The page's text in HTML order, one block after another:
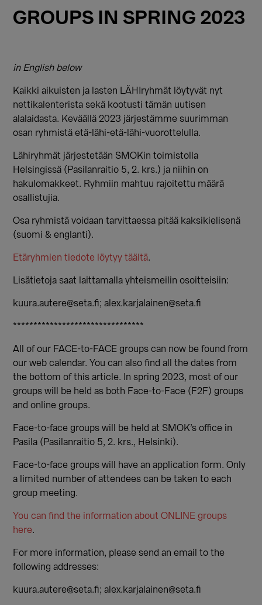
GROUPS IN SPRING 2023
in English below
Kaikki aikuisten ja lasten LÄHIryhmät löytyvät nyt
nettikalenterista sekä kootusti tämän uutisen
alalaidasta. Keväällä 2023 järjestämme suurimman
osan ryhmistä etä-lähi-etä-lähi-vuorottelulla.
Lähiryhmät järjestetään SMOKin toimistolla
Helsingissä (Pasilanraitio 5, 2. krs.) ja niihin on
hakulomakkeet. Ryhmiin mahtuu rajoitettu määrä
osallistujia.
Osa ryhmistä voidaan tarvittaessa pitää kaksikielisenä
(suomi & englanti).
Etäryhmien tiedote löytyy täältä.
Lisätietoja saat laittamalla yhteismeilin osoitteisiin:
kuura.autere@seta.fi; alex.karjalainen@seta.fi
********************************
All of our FACE-to-FACE groups can now be found from
our web calendar. You can also find all the dates from
the bottom of this article. In spring 2023, most of our
groups will be held as both Face-to-Face (F2F) groups
and online groups.
Face-to-face groups will be held at SMOK’s office in
Pasila (Pasilanraitio 5, 2. krs., Helsinki).
Face-to-face groups will have an application form. Only
a limited number of attendees can be taken to each
group meeting.
You can find the information about ONLINE groups
here.
For more information, please send an email to the
following addresses:
kuura.autere@seta.fi; alex.karjalainen@seta.fi